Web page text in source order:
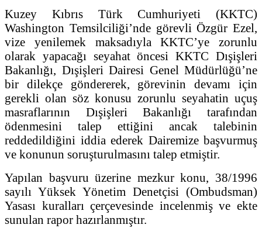
Kuzey Kıbrıs Türk Cumhuriyeti (KKTC)
Washington Temsilciliği’nde görevli Özgür Ezel,
vize yenilemek maksadıyla KKTC’ye zorunlu
olarak yapacağı seyahat öncesi KKTC Dışişleri
Bakanlığı, Dışişleri Dairesi Genel Müdürlüğü’ne
bir dilekçe göndererek, görevinin devamı için
gerekli olan söz konusu zorunlu seyahatin uçuş
masraflarının Dışişleri Bakanlığı tarafından
ödenmesini talep ettiğini ancak talebinin
reddedildiğini iddia ederek Dairemize başvurmuş
ve konunun soruşturulmasını talep etmiştir.
Yapılan başvuru üzerine mezkur konu, 38/1996
sayılı Yüksek Yönetim Denetçisi (Ombudsman)
Yasası kuralları çerçevesinde incelenmiş ve ekte
sunulan rapor hazırlanmıştır.